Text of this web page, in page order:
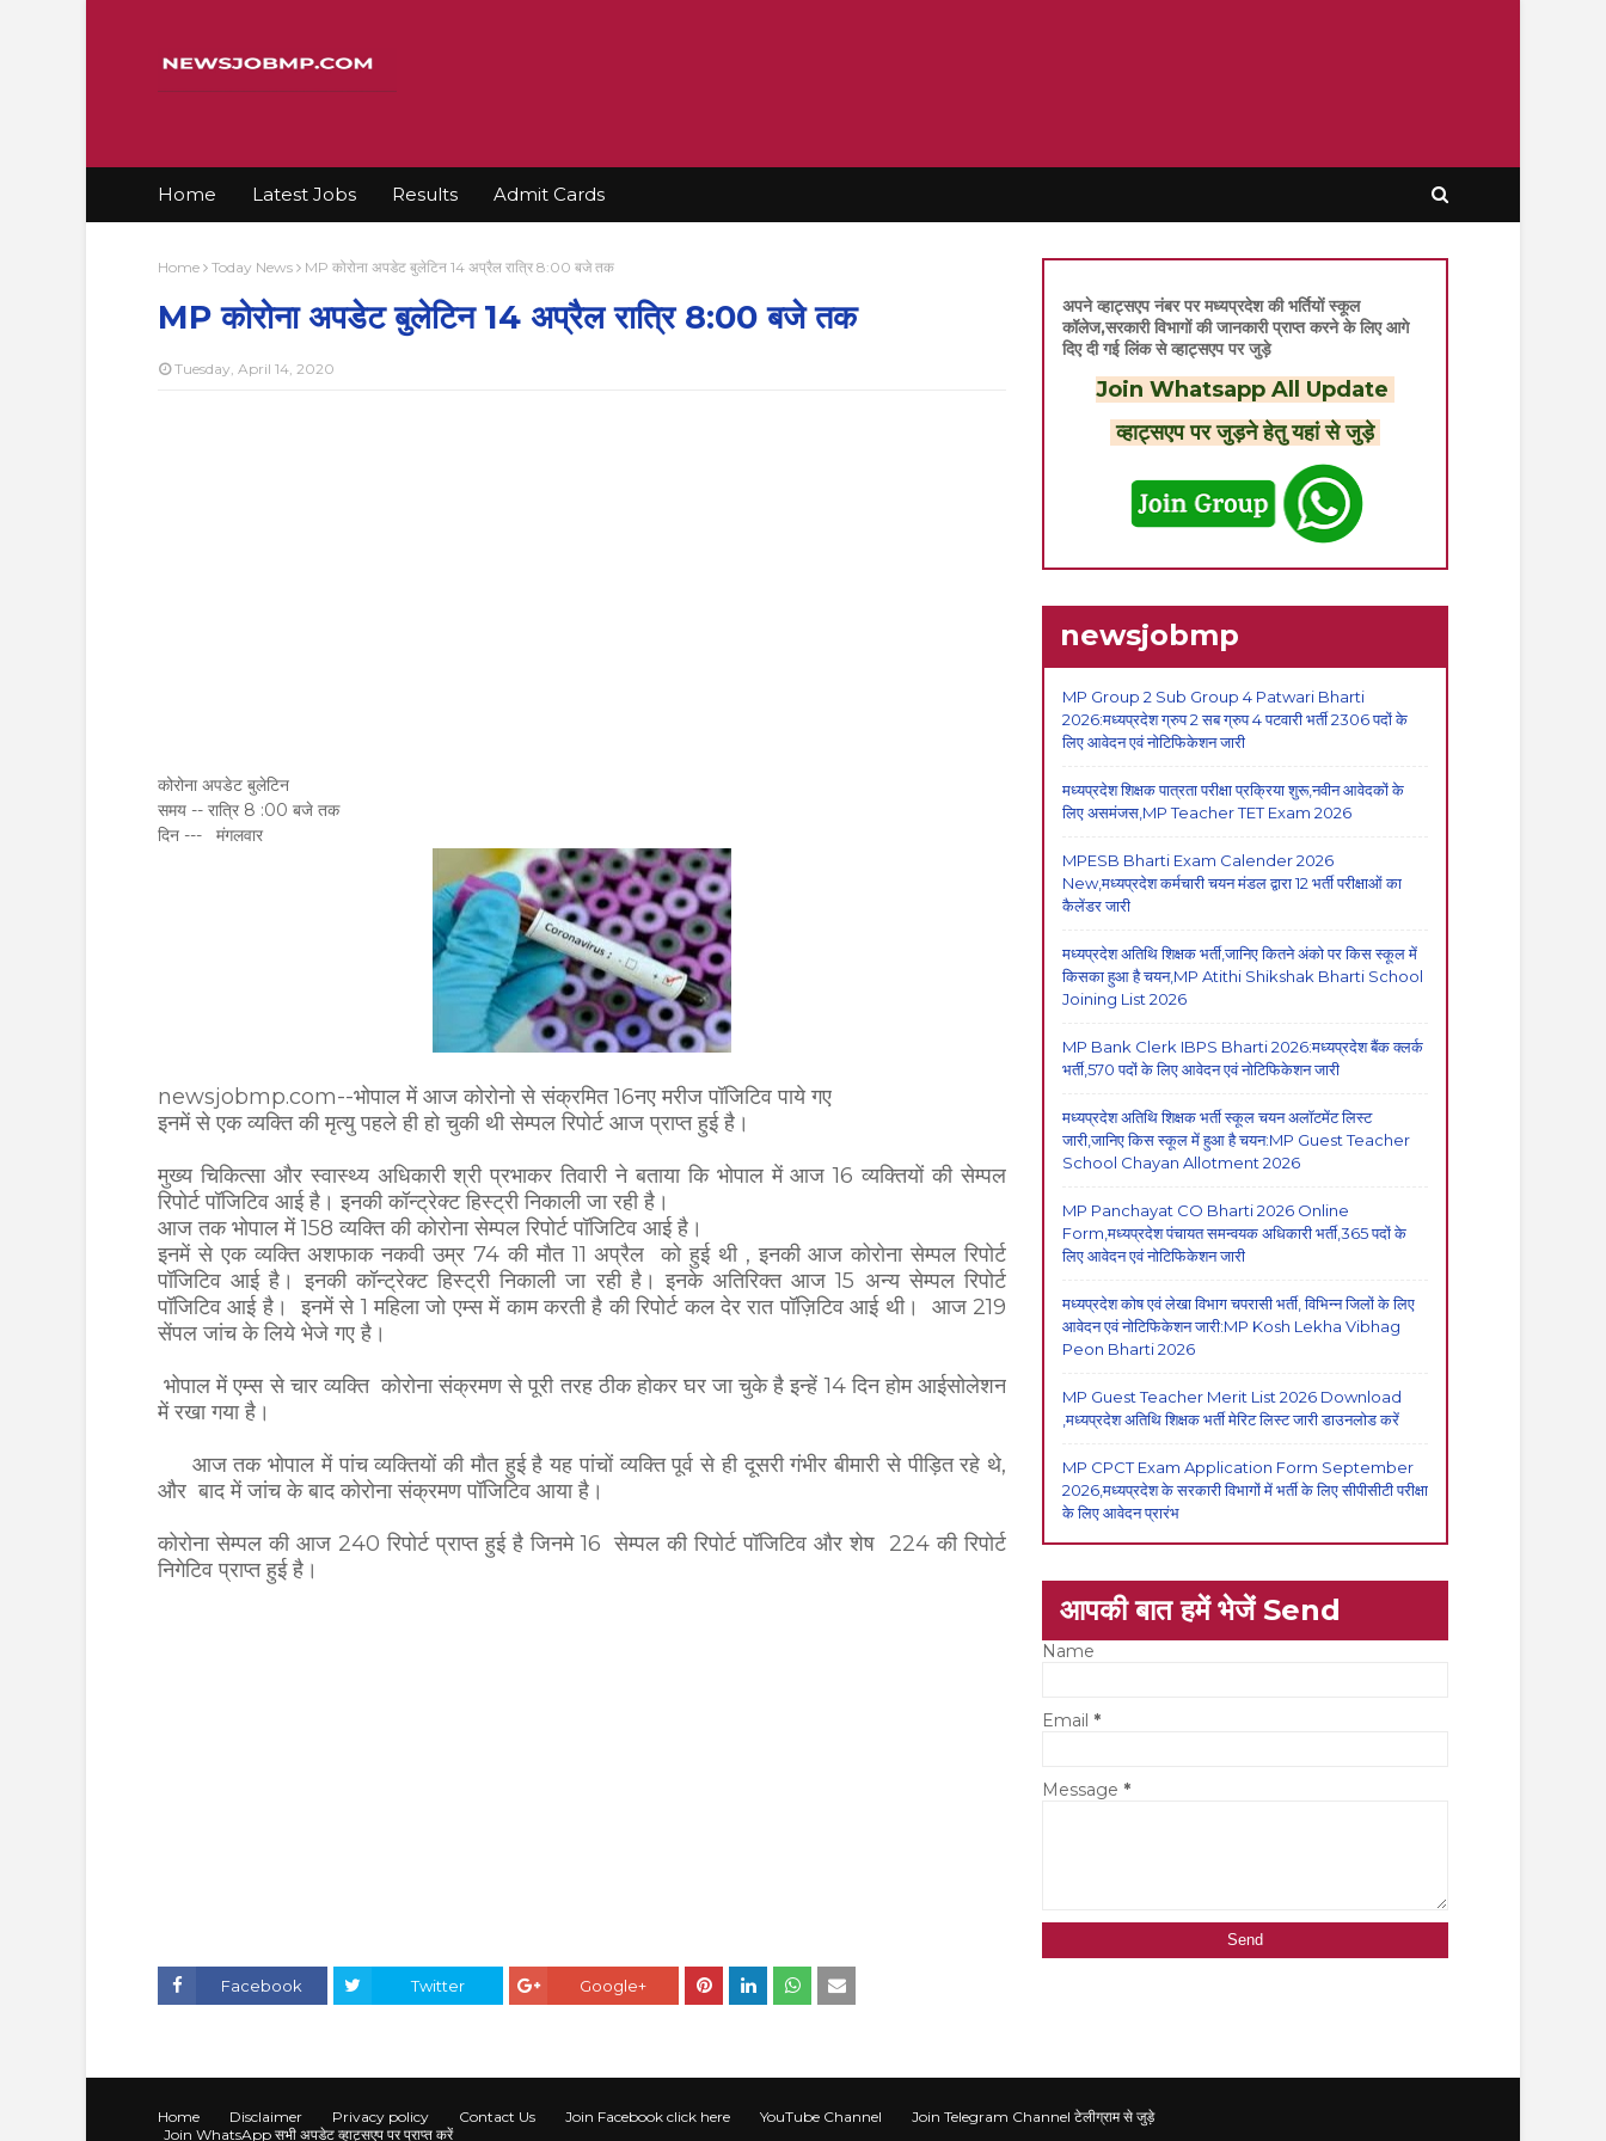
Home Latest Jobs Results Admit Cards
Home Today News MP कोरोना अपडेट बुलेटिन 14 अप्रैल रात्रि 8:00 बजे तक
MP कोरोना अपडेट बुलेटिन 14 अप्रैल रात्रि 8:00 बजे तक
Tuesday, April 14, 2020
कोरोना अपडेट बुलेटिन
समय -- रात्रि 8 :00 बजे तक
दिन --- मंगलवार
newsjobmp.com--भोपाल में आज कोरोनो से संक्रमित 16नए मरीज पॉजिटिव पाये गए
इनमें से एक व्यक्ति की मृत्यु पहले ही हो चुकी थी सेम्पल रिपोर्ट आज प्राप्त हुई है।
मुख्य चिकित्सा और स्वास्थ्य अधिकारी श्री प्रभाकर तिवारी ने बताया कि भोपाल में आज 16 व्यक्तियों की सेम्पल
रिपोर्ट पॉजिटिव आई है। इनकी कॉन्ट्रेक्ट हिस्ट्री निकाली जा रही है।
आज तक भोपाल में 158 व्यक्ति की कोरोना सेम्पल रिपोर्ट पॉजिटिव आई है।
इनमें से एक व्यक्ति अशफाक नकवी उम्र 74 की मौत 11 अप्रैल को हुई थी , इनकी आज कोरोना सेम्पल रिपोर्ट
पॉजिटिव आई है। इनकी कॉन्ट्रेक्ट हिस्ट्री निकाली जा रही है। इनके अतिरिक्त आज 15 अन्य सेम्पल रिपोर्ट
पॉजिटिव आई है। इनमें से 1 महिला जो एम्स में काम करती है की रिपोर्ट कल देर रात पॉज़िटिव आई थी। आज 219
सेंपल जांच के लिये भेजे गए है।
भोपाल में एम्स से चार व्यक्ति कोरोना संक्रमण से पूरी तरह ठीक होकर घर जा चुके है इन्हें 14 दिन होम आईसोलेशन
में रखा गया है।
आज तक भोपाल में पांच व्यक्तियों की मौत हुई है यह पांचों व्यक्ति पूर्व से ही दूसरी गंभीर बीमारी से पीड़ित रहे थे,
और बाद में जांच के बाद कोरोना संक्रमण पॉजिटिव आया है।
कोरोना सेम्पल की आज 240 रिपोर्ट प्राप्त हुई है जिनमे 16 सेम्पल की रिपोर्ट पॉजिटिव और शेष 224 की रिपोर्ट
निगेटिव प्राप्त हुई है।
Facebook Twitter Google+
अपने व्हाट्सएप नंबर पर मध्यप्रदेश की भर्तियों स्कूल
कॉलेज,सरकारी विभागों की जानकारी प्राप्त करने के लिए आगे
दिए दी गई लिंक से व्हाट्सएप पर जुड़े
Join Whatsapp All Update
व्हाट्सएप पर जुड़ने हेतु यहां से जुड़े
newsjobmp
MP Group 2 Sub Group 4 Patwari Bharti
2026:मध्यप्रदेश ग्रुप 2 सब ग्रुप 4 पटवारी भर्ती 2306 पदों के
लिए आवेदन एवं नोटिफिकेशन जारी
मध्यप्रदेश शिक्षक पात्रता परीक्षा प्रक्रिया शुरू,नवीन आवेदकों के
लिए असमंजस,MP Teacher TET Exam 2026
MPESB Bharti Exam Calender 2026
New,मध्यप्रदेश कर्मचारी चयन मंडल द्वारा 12 भर्ती परीक्षाओं का
कैलेंडर जारी
मध्यप्रदेश अतिथि शिक्षक भर्ती,जानिए कितने अंको पर किस स्कूल में
किसका हुआ है चयन,MP Atithi Shikshak Bharti School
Joining List 2026
MP Bank Clerk IBPS Bharti 2026:मध्यप्रदेश बैंक क्लर्क
भर्ती,570 पदों के लिए आवेदन एवं नोटिफिकेशन जारी
मध्यप्रदेश अतिथि शिक्षक भर्ती स्कूल चयन अलॉटमेंट लिस्ट
जारी,जानिए किस स्कूल में हुआ है चयन:MP Guest Teacher
School Chayan Allotment 2026
MP Panchayat CO Bharti 2026 Online
Form,मध्यप्रदेश पंचायत समन्वयक अधिकारी भर्ती,365 पदों के
लिए आवेदन एवं नोटिफिकेशन जारी
मध्यप्रदेश कोष एवं लेखा विभाग चपरासी भर्ती, विभिन्न जिलों के लिए
आवेदन एवं नोटिफिकेशन जारी:MP Kosh Lekha Vibhag
Peon Bharti 2026
MP Guest Teacher Merit List 2026 Download
,मध्यप्रदेश अतिथि शिक्षक भर्ती मेरिट लिस्ट जारी डाउनलोड करें
MP CPCT Exam Application Form September
2026,मध्यप्रदेश के सरकारी विभागों में भर्ती के लिए सीपीसीटी परीक्षा
के लिए आवेदन प्रारंभ
आपकी बात हमें भेजें Send
Name
Email *
Message *
Home Disclaimer Privacy policy Contact Us Join Facebook click here YouTube Channel
Join Telegram Channel टेलीग्राम से जुड़े
Join WhatsApp सभी अपडेट व्हाट्सएप पर प्राप्त करें